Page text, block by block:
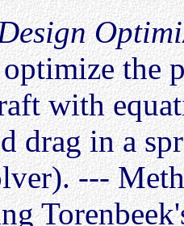
the
with
drag in a
---